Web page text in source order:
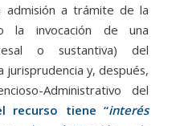
admisión a trámite de la
la invocación de una
o sustantiva) del
y, después,
Administrativo del
recurso tiene “interés